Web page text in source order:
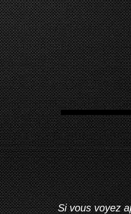
Si vous voyez